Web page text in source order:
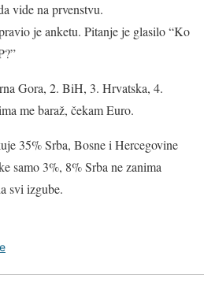
vide na prvenstvu.
je anketu. Pitanje je glasilo “Ko
Gora, 2. BiH, 3. Hrvatska, 4.
me baraž, čekam Euro.
35% Srba, Bosne i Hercegovine
samo 3%, 8% Srba ne zanima
svi izgube.